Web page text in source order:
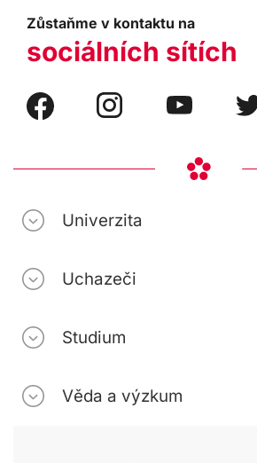
Zůstaňme v kontaktu na
sociálních sítích
Univerzita
Uchazeči
Studium
Věda a výzkum